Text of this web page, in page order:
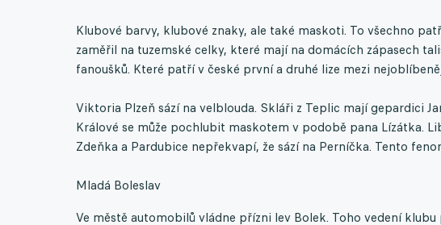
Klubové barvy, klubové znaky, ale také maskoti. To všechno
zaměřil na tuzemské celky, které mají na domácích zápasech
fanoušků. Které patří v české první a druhé lize mezi
Viktoria Plzeň sází na velblouda. Skláři z Teplic mají gepardici
Králové se může pochlubit maskotem v podobě pana Lízátka.
Zdeňka a Pardubice nepřekvapí, že sází na Perníčka. Tento
Mladá Boleslav
Ve městě automobilů vládne přízni lev Bolek. Toho vedení